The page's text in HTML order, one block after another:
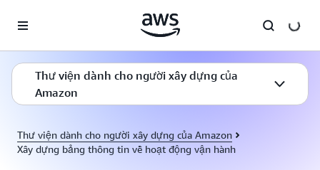
Thư viện dành cho người xây dựng của
Amazon
Thư viện dành cho người xây dựng của Amazon
Xây dựng bảng thông tin về hoạt động vận hành